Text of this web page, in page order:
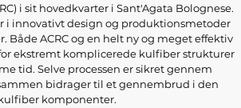
i sit hovedkvarter i Sant'Agata Bolognese.
i innovativt design og produktionsmetoder
Både ACRC og en helt ny og meget effektiv
ekstremt komplicerede kulfiber strukturer
tid. Selve processen er sikret gennem
bidrager til et gennembrud i den
komponenter.